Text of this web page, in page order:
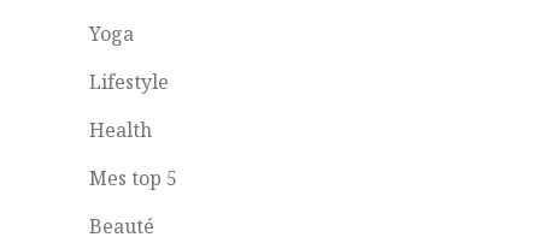
Yoga
Lifestyle
Health
Mes top 5
Beauté